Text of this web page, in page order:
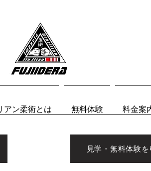
アン柔術とは 無料体験 料金案
見学・無料体験